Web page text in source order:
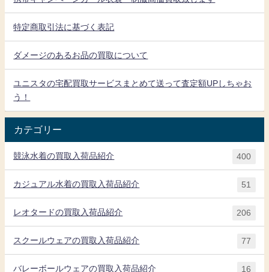
特定商取引法に基づく表記
ダメージのあるお品の買取について
ユニスタの宅配買取サービスまとめて送って査定額UPしちゃお
う！
カテゴリー
競泳水着の買取入荷品紹介 400
カジュアル水着の買取入荷品紹介 51
レオタードの買取入荷品紹介 206
スクールウェアの買取入荷品紹介 77
バレーボールウェアの買取入荷品紹介 16